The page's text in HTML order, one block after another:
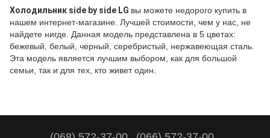
Холодильник side by side LG вы можете недорого купить в
нашем интернет-магазине. Лучшей стоимости, чем у нас, не
найдете нигде. Данная модель представлена в 5 цветах:
бежевый, белый, черный, серебристый, нержавеющая сталь.
Эта модель является лучшим выбором, как для большой
семьи, так и для тех, кто живет один.